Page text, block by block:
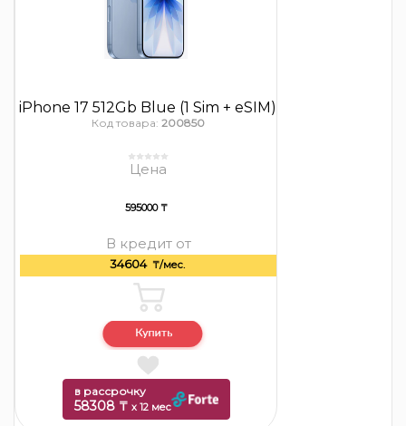
iPhone 17 512Gb Blue (1 Sim + eSIM)
Код товара: 200850
Цена
595000 ₸
В кредит от
34604 ₸/мес.
в рассрочку
58308 ₸ x 12 мес